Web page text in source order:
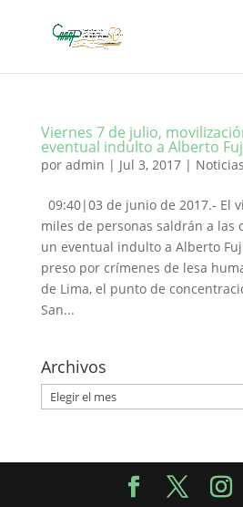
Viernes 7 de julio,
eventual indulto a Alberto
por admin | Jul 3, 2017| Noticias
09:40|03 de junio de 2017.- El
miles de personas saldrán a las
un eventual indulto a Alberto
preso por crímenes de lesa
de Lima, el punto de
San...
Archivos
Archivos